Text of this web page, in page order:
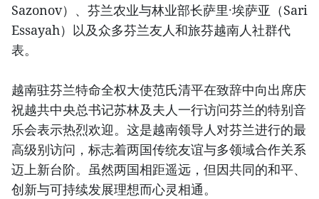
Sazonov）、芬兰农业与林业部长萨里·埃萨亚（Sari
Essayah）以及众多芬兰友人和旅芬越南人社群代
表。
越南驻芬兰特命全权大使范氏清平在致辞中向出席庆
祝越共中央总书记苏林及夫人一行访问芬兰的特别音
乐会表示热烈欢迎。这是越南领导人对芬兰进行的最
高级别访问，标志着两国传统友谊与多领域合作关系
迈上新台阶。虽然两国相距遥远，但因共同的和平、
创新与可持续发展理想而心灵相通。